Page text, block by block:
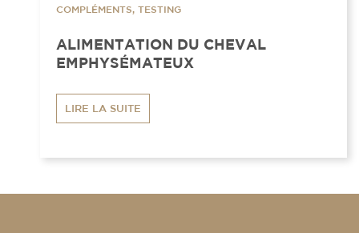
COMPLÉMENTS, TESTING
ALIMENTATION DU CHEVAL
EMPHYSÉMATEUX
LIRE LA SUITE